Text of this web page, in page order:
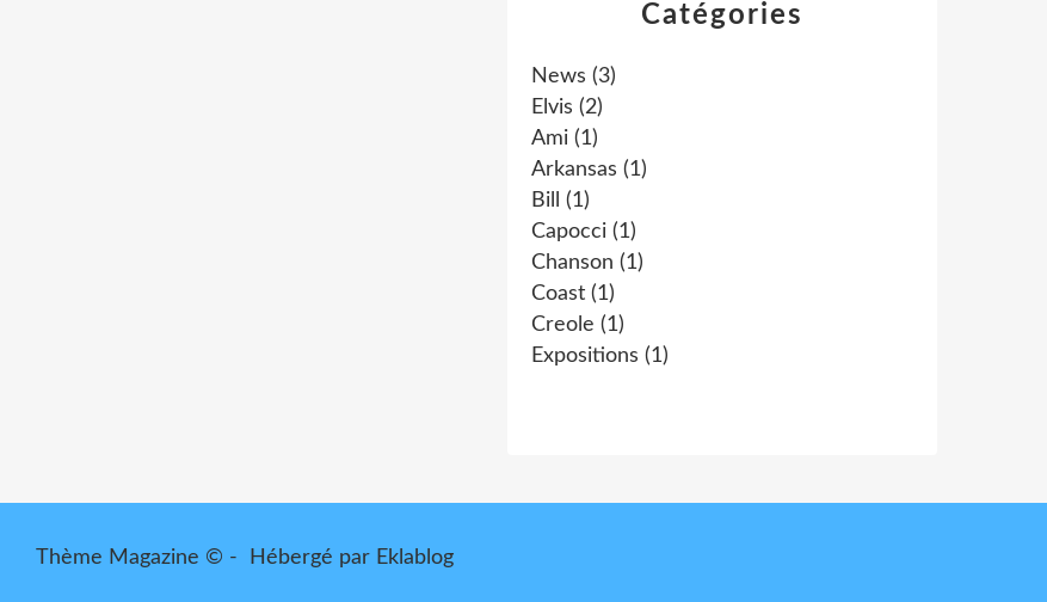
Catégories
News (3)
Elvis (2)
Ami (1)
Arkansas (1)
Bill
(1)
Capocci (1)
Chanson (1)
Coast (1)
Creole (1)
Expositions (1)
Thème Magazine © - Hébergé par Eklablog